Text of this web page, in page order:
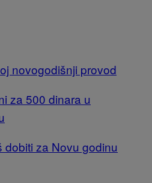
novogodišnji provod
za 500 dinara u
za Novu godinu